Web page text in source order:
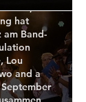
hat
am Band-
and a
können.
von euch
Valentin
besser als wir,
Teil
riesigen